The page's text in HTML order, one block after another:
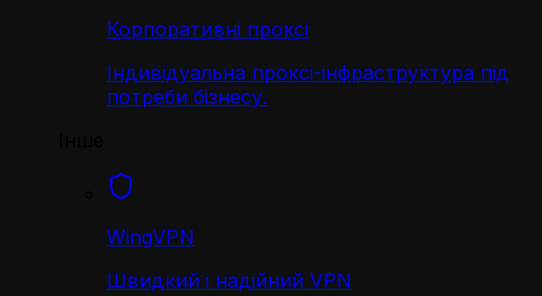
Корпоративні проксі
Індивідуальна проксі-інфраструктура під
потреби бізнесу.
WingVPN
Швидкий і надійний VPN